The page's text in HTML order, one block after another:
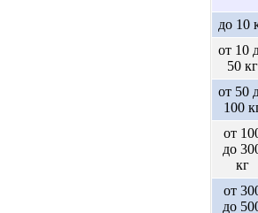
до 10
от 10
50 кг
от 50
100
от
до
кг
от
до